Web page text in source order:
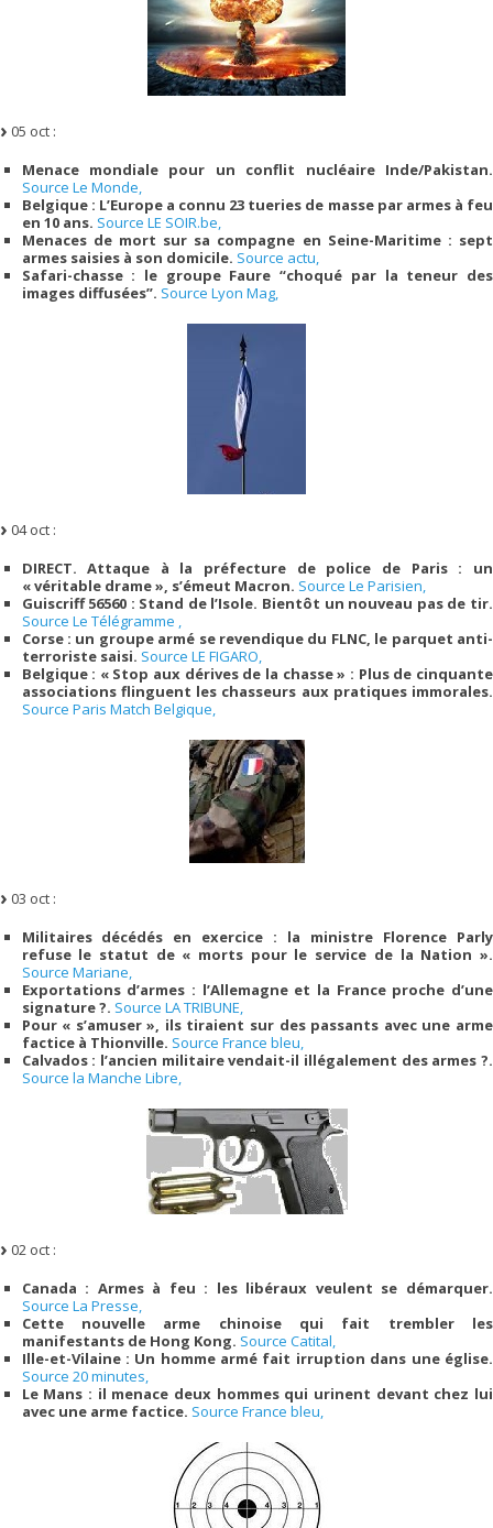
05 oct :
Menace mondiale pour un conflit nucléaire Inde/Pakistan.
Source Le Monde,
Belgique : L’Europe a connu 23 tueries de masse par armes à feu
en 10 ans. Source LE SOIR.be,
Menaces de mort sur sa compagne en Seine-Maritime : sept
armes saisies à son domicile. Source actu,
Safari-chasse : le groupe Faure “choqué par la teneur des
images diffusées”. Source Lyon Mag,
04 oct :
DIRECT. Attaque à la préfecture de police de Paris : un
« véritable drame », s’émeut Macron. Source Le Parisien,
Guiscriff 56560 : Stand de l’Isole. Bientôt un nouveau pas de tir.
Source Le Télégramme ,
Corse : un groupe armé se revendique du FLNC, le parquet anti-
terroriste saisi. Source LE FIGARO,
Belgique : « Stop aux dérives de la chasse » : Plus de cinquante
associations flinguent les chasseurs aux pratiques immorales.
Source Paris Match Belgique,
03 oct :
Militaires décédés en exercice : la ministre Florence Parly
refuse le statut de « morts pour le service de la Nation ».
Source Mariane,
Exportations d’armes : l’Allemagne et la France proche d’une
signature ?. Source LA TRIBUNE,
Pour « s’amuser », ils tiraient sur des passants avec une arme
factice à Thionville. Source France bleu,
Calvados : l’ancien militaire vendait-il illégalement des armes ?.
Source la Manche Libre,
02 oct :
Canada : Armes à feu : les libéraux veulent se démarquer.
Source La Presse,
Cette nouvelle arme chinoise qui fait trembler les
manifestants de Hong Kong. Source Catital,
Ille-et-Vilaine : Un homme armé fait irruption dans une église.
Source 20 minutes,
Le Mans : il menace deux hommes qui urinent devant chez lui
avec une arme factice. Source France bleu,